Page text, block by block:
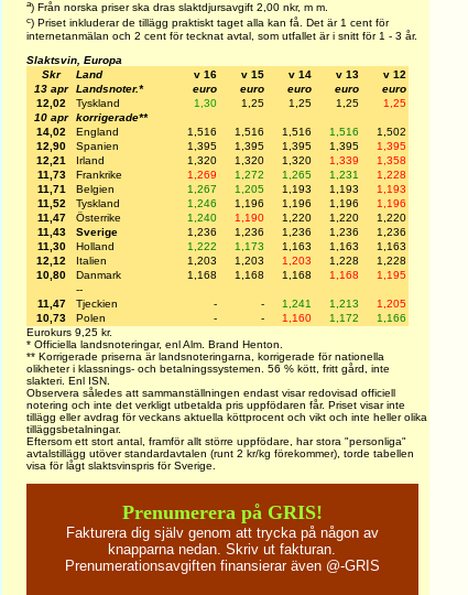
a) Från norska priser ska dras slaktdjursavgift 2,00 nkr, m m.
c) Priset inkluderar de tillägg praktiskt taget alla kan få. Det är 1 cent för
internetanmälan och 2 cent för tecknat avtal, som utfallet är i snitt för 1 - 3 år.
Slaktsvin, Europa
Skr
Land v 16 v 15 v 14 v 13
v 12
13 apr
Landsnoter.* euro euro euro euro
euro
12,02
Tyskland 1,30 1,25 1,25 1,25
1,25
10 apr
korrigerade**
14,02
England 1,516 1,516 1,516 1,516
1,502
12,90
Spanien 1,395 1,395 1,395 1,395
1,395
12,21
Irland 1,320 1,320 1,320 1,339
1,358
11,73
Frankrike 1,269 1,272 1,265 1,231
1,228
11,71
Belgien 1,267 1,205 1,193 1,193
1,193
11,52
Tyskland 1,246 1,196 1,196 1,196
1,196
11,47
Österrike 1,240 1,190 1,220 1,220
1,220
11,43
Sverige 1,236 1,236 1,236 1,236
1,236
11,30
Holland 1,222 1,173 1,163 1,163
1,163
12,12
Italien 1,203 1,203 1,203 1,228
1,228
10,80
Danmark 1,168 1,168 1,168 1,168
1,195
--
11,47
Tjeckien - - 1,241 1,213
1,205
10,73
Polen - - 1,160 1,172
1,166
Eurokurs 9,25 kr.
* Officiella landsnoteringar, enl Alm. Brand Henton.
** Korrigerade priserna är landsnoteringarna, korrigerade för nationella
olikheter i klassnings- och betalningssystemen. 56 % kött, fritt gård, inte
slakteri. Enl ISN.
Observera således att sammanställningen endast visar redovisad officiell
notering och inte det verkligt utbetalda pris uppfödaren får. Priset visar inte
tillägg eller avdrag för veckans aktuella köttprocent och vikt och inte heller olika
tilläggsbetalningar.
Eftersom ett stort antal, framför allt större uppfödare, har stora "personliga"
avtalstillägg utöver standardavtalen (runt 2 kr/kg förekommer), torde tabellen
visa för lågt slaktsvinspris för Sverige.
Prenumerera på GRIS!
Fakturera dig själv genom att trycka på någon av
knapparna nedan. Skriv ut fakturan.
Prenumerationsavgiften finansierar även @-GRIS